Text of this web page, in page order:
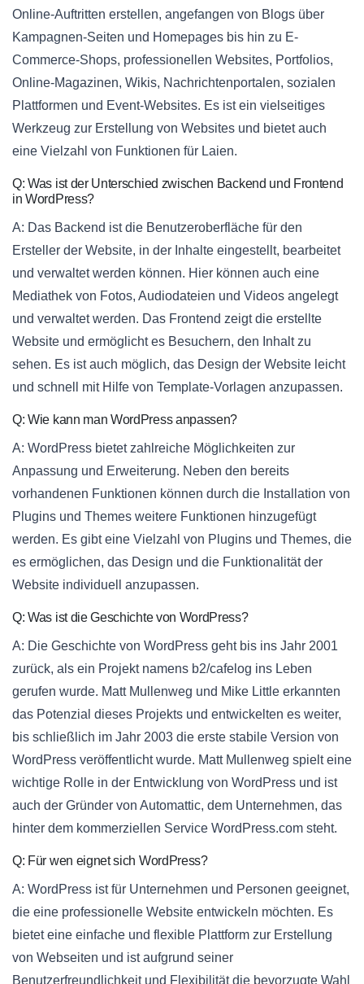
Online-Auftritten erstellen, angefangen von Blogs über
Kampagnen-Seiten und Homepages bis hin zu E-
Commerce-Shops, professionellen Websites, Portfolios,
Online-Magazinen, Wikis, Nachrichtenportalen, sozialen
Plattformen und Event-Websites. Es ist ein vielseitiges
Werkzeug zur Erstellung von Websites und bietet auch
eine Vielzahl von Funktionen für Laien.
Q: Was ist der Unterschied zwischen Backend und Frontend
in WordPress?
A: Das Backend ist die Benutzeroberfläche für den
Ersteller der Website, in der Inhalte eingestellt, bearbeitet
und verwaltet werden können. Hier können auch eine
Mediathek von Fotos, Audiodateien und Videos angelegt
und verwaltet werden. Das Frontend zeigt die erstellte
Website und ermöglicht es Besuchern, den Inhalt zu
sehen. Es ist auch möglich, das Design der Website leicht
und schnell mit Hilfe von Template-Vorlagen anzupassen.
Q: Wie kann man WordPress anpassen?
A: WordPress bietet zahlreiche Möglichkeiten zur
Anpassung und Erweiterung. Neben den bereits
vorhandenen Funktionen können durch die Installation von
Plugins und Themes weitere Funktionen hinzugefügt
werden. Es gibt eine Vielzahl von Plugins und Themes, die
es ermöglichen, das Design und die Funktionalität der
Website individuell anzupassen.
Q: Was ist die Geschichte von WordPress?
A: Die Geschichte von WordPress geht bis ins Jahr 2001
zurück, als ein Projekt namens b2/cafelog ins Leben
gerufen wurde. Matt Mullenweg und Mike Little erkannten
das Potenzial dieses Projekts und entwickelten es weiter,
bis schließlich im Jahr 2003 die erste stabile Version von
WordPress veröffentlicht wurde. Matt Mullenweg spielt eine
wichtige Rolle in der Entwicklung von WordPress und ist
auch der Gründer von Automattic, dem Unternehmen, das
hinter dem kommerziellen Service WordPress.com steht.
Q: Für wen eignet sich WordPress?
A: WordPress ist für Unternehmen und Personen geeignet,
die eine professionelle Website entwickeln möchten. Es
bietet eine einfache und flexible Plattform zur Erstellung
von Webseiten und ist aufgrund seiner
Benutzerfreundlichkeit und Flexibilität die bevorzugte Wahl